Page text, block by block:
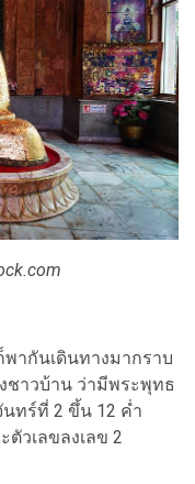
ากันเดินทางมากราบ
ชาวบ้าน ว่ามีพระพุทธ
ทร์ที่ 2 ขึ้น 12 ค่ำ
ตัวเลขลงเลข 2